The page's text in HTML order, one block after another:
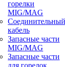
горелки
MIG/MAG
Соединительный
кабель
Запасные части
MIG/MAG
Запасные части
для горелок